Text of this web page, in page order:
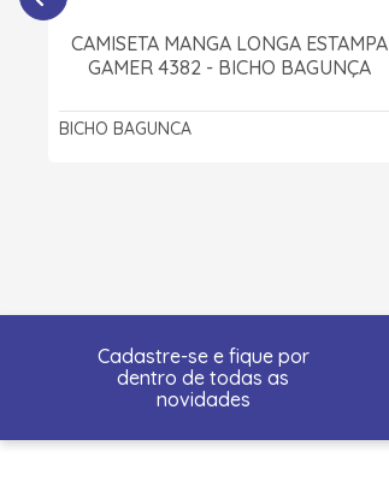
CAMISETA MANGA LONGA ESTAMPA
GAMER 4382 - BICHO BAGUNÇA
BICHO BAGUNCA
Cadastre-se e fique por
dentro de todas as
novidades